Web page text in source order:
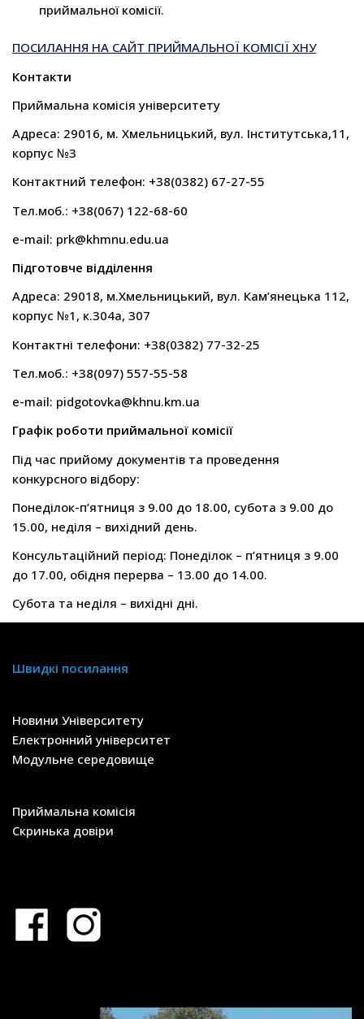
приймальної комісії.
ПОСИЛАННЯ НА САЙТ ПРИЙМАЛЬНОЇ КОМІСІЇ ХНУ
Контакти
Приймальна комісія університету
Адреса: 29016, м. Хмельницький, вул. Інститутська,11,
корпус №3
Контактний телефон: +38(0382) 67-27-55
Тел.моб.: +38(067) 122-68-60
e-mail: prk@khmnu.edu.ua
Підготовче відділення
Адреса: 29018, м.Хмельницький, вул. Кам’янецька 112,
корпус №1, к.304а, 307
Контактні телефони: +38(0382) 77-32-25
Тел.моб.: +38(097) 557-55-58
e-mail: pidgotovka@khnu.km.ua
Графік роботи приймальної комісії
Під час прийому документів та проведення
конкурсного відбору:
Понеділок-п’ятниця з 9.00 до 18.00, субота з 9.00 до
15.00, неділя – вихідний день.
Консультаційний період: Понеділок – п’ятниця з 9.00
до 17.00, обідня перерва – 13.00 до 14.00.
Субота та неділя – вихідні дні.
Швидкі посилання
Новини Університету
Електронний університет
Модульне середовище
Приймальна комісія
Скринька довіри